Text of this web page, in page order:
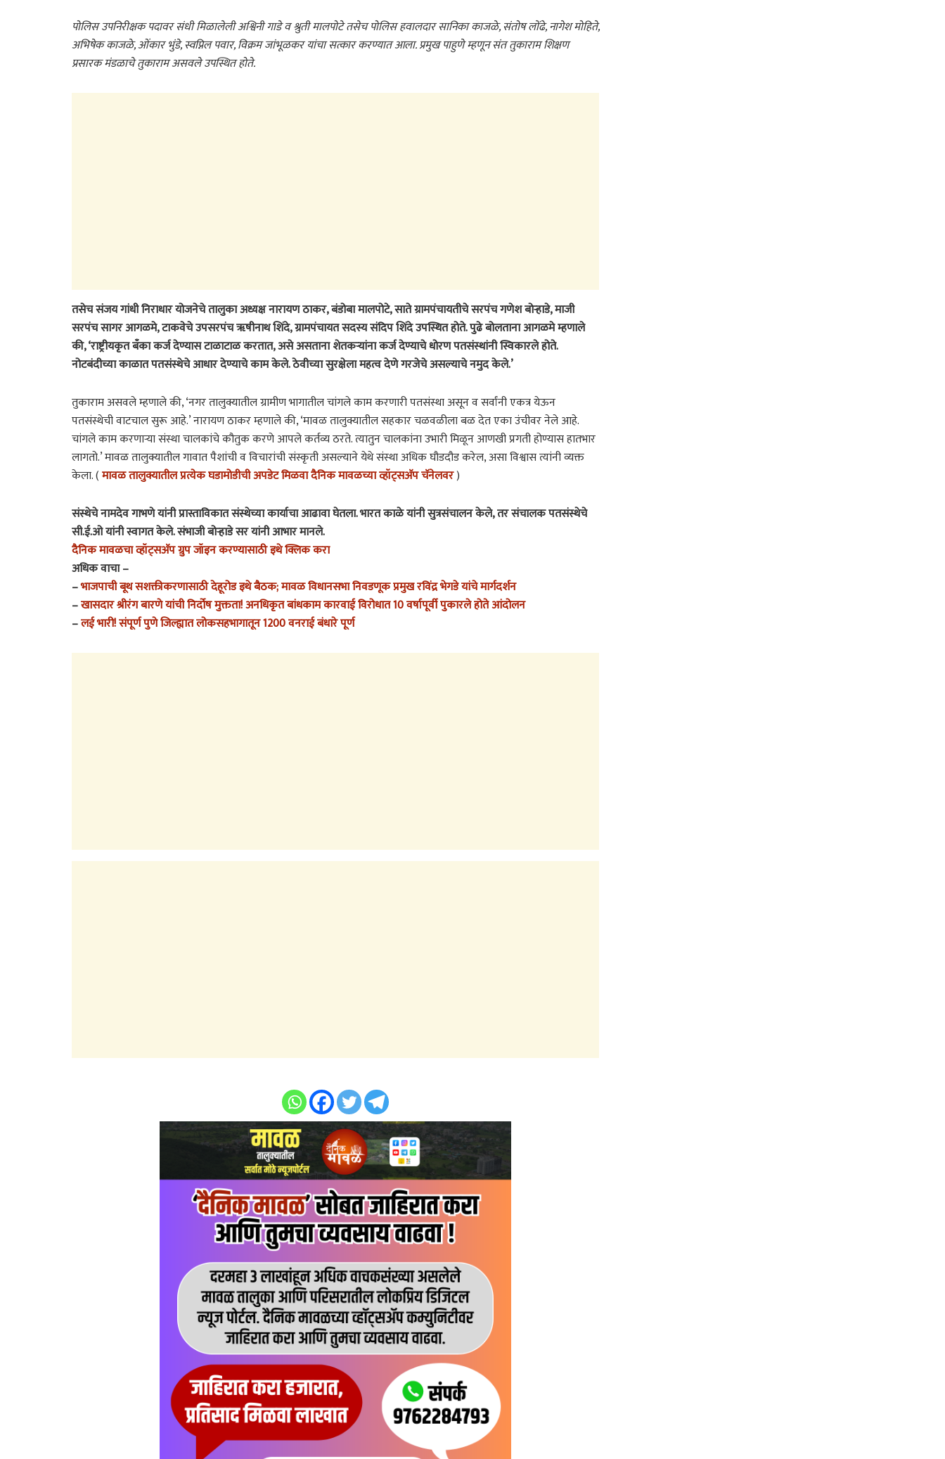
पोलिस उपनिरीक्षक पदावर संधी मिळालेली अश्विनी गाडे व श्रुती मालपोटे तसेच पोलिस हवालदार सानिका काजळे, संतोष लोंढे, नागेश मोहिते,
अभिषेक काजळे, ओंकार भुंडे, स्वप्निल पवार, विक्रम जांभूळकर यांचा सत्कार करण्यात आला. प्रमुख पाहुणे म्हणून संत तुकाराम शिक्षण
प्रसारक मंडळाचे तुकाराम असवले उपस्थित होते.
तसेच संजय गांधी निराधार योजनेचे तालुका अध्यक्ष नारायण ठाकर, बंडोबा मालपोटे, साते ग्रामपंचायतीचे सरपंच गणेश बोऱ्हाडे, माजी
सरपंच सागर आगळमे, टाकवेचे उपसरपंच ॠषीनाथ शिंदे, ग्रामपंचायत सदस्य संदिप शिंदे उपस्थित होते. पुढे बोलताना आगळमे म्हणाले
की, ‘राष्ट्रीयकृत बँका कर्ज देण्यास टाळाटाळ करतात, असे असताना शेतकऱ्यांना कर्ज देण्याचे धोरण पतसंस्थांनी स्विकारले होते.
नोटबंदीच्या काळात पतसंस्थेचे आधार देण्याचे काम केले. ठेवीच्या सुरक्षेला महत्व देणे गरजेचे असल्याचे नमुद केले.’
तुकाराम असवले म्हणाले की, ‘नगर तालुक्यातील ग्रामीण भागातील चांगले काम करणारी पतसंस्था असून व सर्वांनी एकत्र येऊन
पतसंस्थेची वाटचाल सुरू आहे.’ नारायण ठाकर म्हणाले की, ‘मावळ तालुक्यातील सहकार चळवळीला बळ देत एका उंचीवर नेले आहे.
चांगले काम करणाऱ्या संस्था चालकांचे कौतुक करणे आपले कर्तव्य ठरते. त्यातुन चालकांना उभारी मिळून आणखी प्रगती होण्यास हातभार
लागतो.’ मावळ तालुक्यातील गावात पैशांची व विचारांची संस्कृती असल्याने येथे संस्था अधिक घौडदौड करेल, असा विश्वास त्यांनी व्यक्त
केला. (मावळ तालुक्यातील प्रत्येक घडामोडीची अपडेट मिळवा दैनिक मावळच्या व्हॉट्सअ‍ॅप चॅनेलवर)
संस्थेचे नामदेव गाभणे यांनी प्रास्ताविकात संस्थेच्या कार्याचा आढावा घेतला. भारत काळे यांनी सुत्रसंचालन केले, तर संचालक पतसंस्थेचे
सी.ई.ओ यांनी स्वागत केले. संभाजी बोऱ्हाडे सर यांनी आभार मानले.
दैनिक मावळचा व्हॉट्सअ‍ॅप ग्रुप जॉइन करण्यासाठी इथे क्लिक करा
अधिक वाचा –
–भाजपाची बूथ सशक्तीकरणासाठी देहूरोड इथे बैठक; मावळ विधानसभा निवडणूक प्रमुख रविंद्र भेगडे यांचे मार्गदर्शन
–खासदार श्रीरंग बारणे यांची निर्दोष मुक्तता! अनधिकृत बांधकाम कारवाई विरोधात 10 वर्षापूर्वी पुकारले होते आंदोलन
–लई भारी! संपूर्ण पुणे जिल्ह्यात लोकसहभागातून 1200 वनराई बंधारे पूर्ण